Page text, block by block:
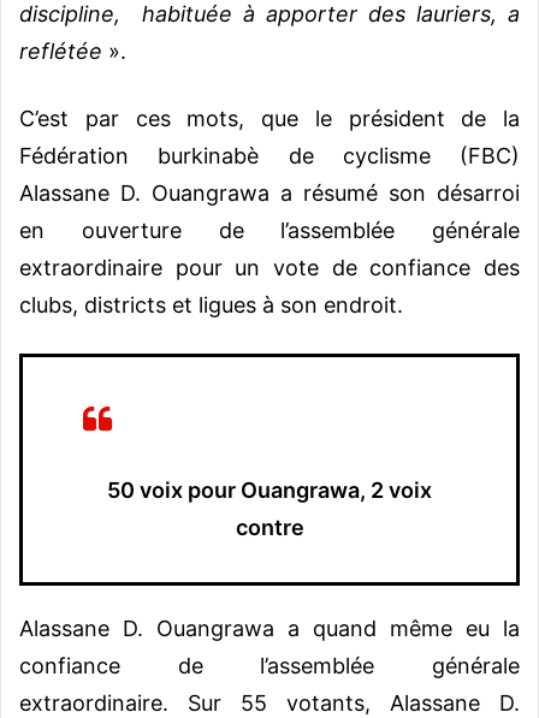
discipline, habituée à apporter des lauriers, a
reflétée ».
C’est par ces mots, que le président de la
Fédération burkinabè de cyclisme (FBC)
Alassane D. Ouangrawa a résumé son désarroi
en ouverture de l’assemblée générale
extraordinaire pour un vote de confiance des
clubs, districts et ligues à son endroit.
50 voix pour Ouangrawa, 2 voix
contre
Alassane D. Ouangrawa a quand même eu la
confiance de l’assemblée générale
extraordinaire. Sur 55 votants, Alassane D.